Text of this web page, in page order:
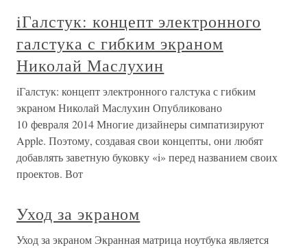
iГалстук: концепт электронного
галстука с гибким экраном
Николай Маслухин
iГалстук: концепт электронного галстука с гибким
экраном Николай Маслухин Опубликовано
10 февраля 2014 Многие дизайнеры симпатизируют
Apple. Поэтому, создавая свои концепты, они любят
добавлять заветную буковку «i» перед названием своих
проектов. Вот
Уход за экраном
Уход за экраном Экранная матрица ноутбука является